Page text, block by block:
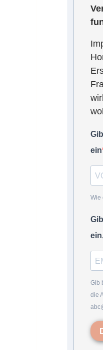
ein
Wie
Gib
die